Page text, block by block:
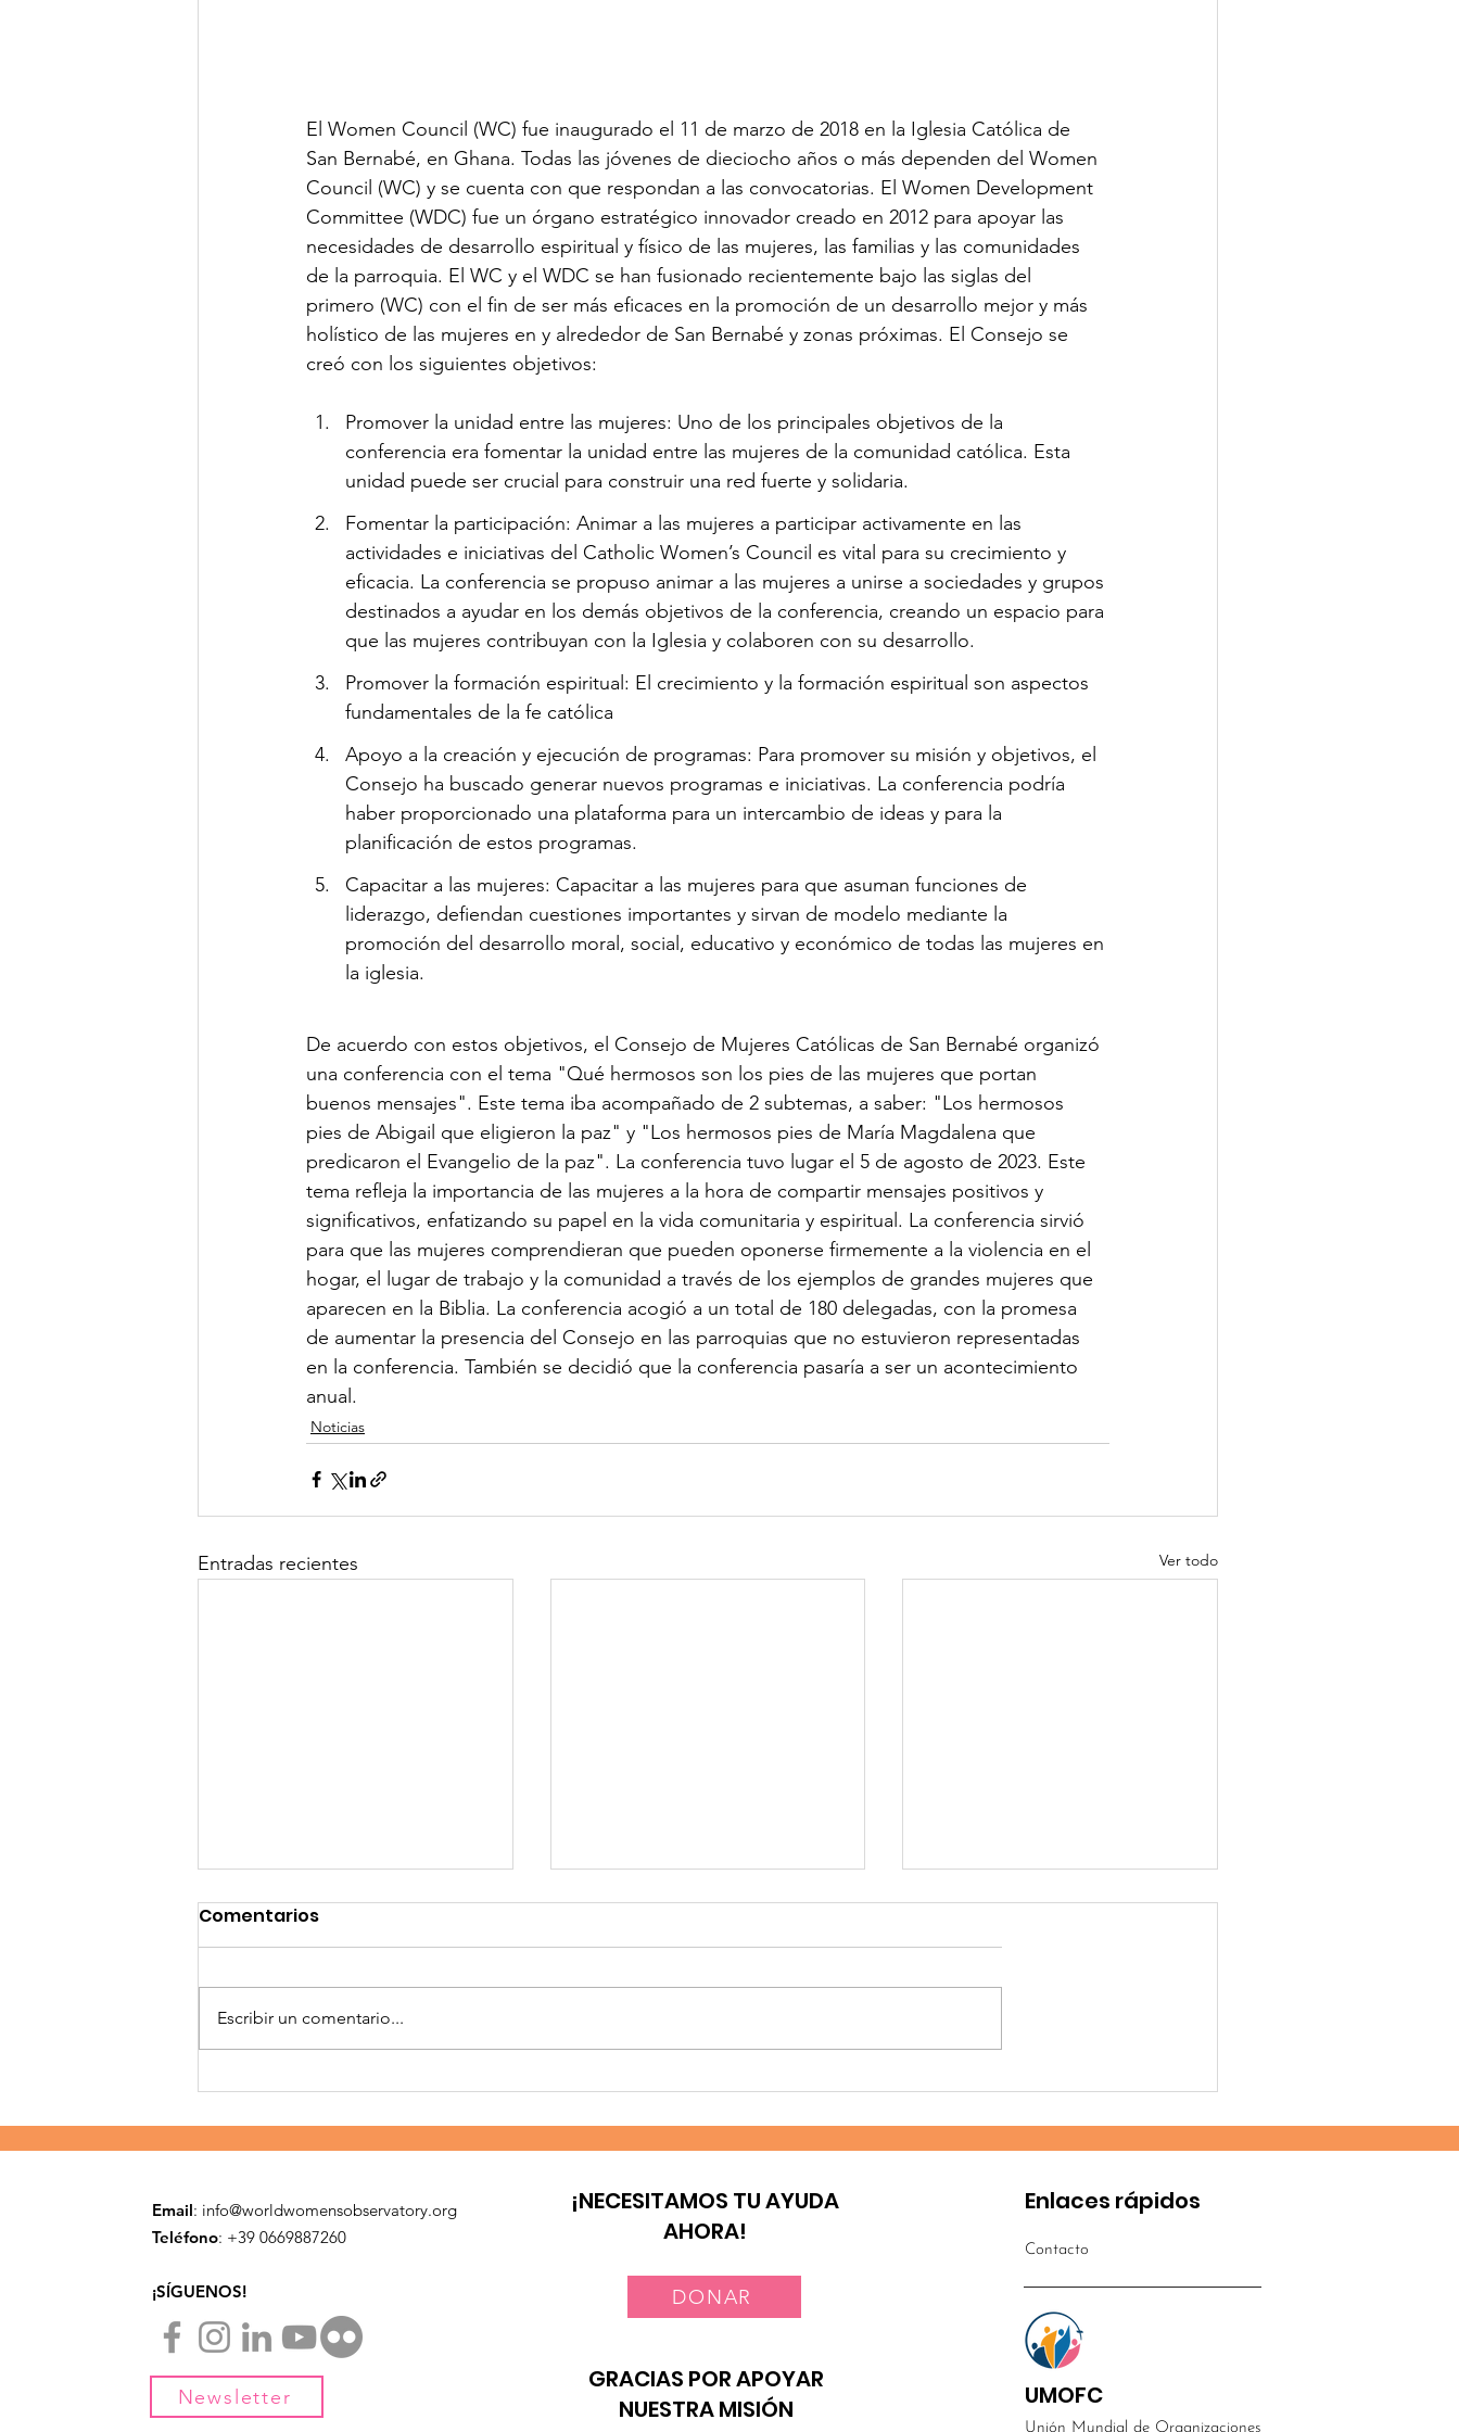
El Women Council (WC) fue inaugurado el 11 de marzo de 2018 en la Iglesia Católica de
San Bernabé, en Ghana. Todas las jóvenes de dieciocho años o más dependen del Women
Council (WC) y se cuenta con que respondan a las convocatorias. El Women Development
Committee (WDC) fue un órgano estratégico innovador creado en 2012 para apoyar las
necesidades de desarrollo espiritual y físico de las mujeres, las familias y las comunidades
de la parroquia. El WC y el WDC se han fusionado recientemente bajo las siglas del
primero (WC) con el fin de ser más eficaces en la promoción de un desarrollo mejor y más
holístico de las mujeres en y alrededor de San Bernabé y zonas próximas. El Consejo se
creó con los siguientes objetivos:
Promover la unidad entre las mujeres: Uno de los principales objetivos de la
conferencia era fomentar la unidad entre las mujeres de la comunidad católica. Esta
unidad puede ser crucial para construir una red fuerte y solidaria.
Fomentar la participación: Animar a las mujeres a participar activamente en las
actividades e iniciativas del Catholic Women’s Council es vital para su crecimiento y
eficacia. La conferencia se propuso animar a las mujeres a unirse a sociedades y grupos
destinados a ayudar en los demás objetivos de la conferencia, creando un espacio para
que las mujeres contribuyan con la Iglesia y colaboren con su desarrollo.
Promover la formación espiritual: El crecimiento y la formación espiritual son aspectos
fundamentales de la fe católica
Apoyo a la creación y ejecución de programas: Para promover su misión y objetivos, el
Consejo ha buscado generar nuevos programas e iniciativas. La conferencia podría
haber proporcionado una plataforma para un intercambio de ideas y para la
planificación de estos programas.
Capacitar a las mujeres: Capacitar a las mujeres para que asuman funciones de
liderazgo, defiendan cuestiones importantes y sirvan de modelo mediante la
promoción del desarrollo moral, social, educativo y económico de todas las mujeres en
la iglesia.
De acuerdo con estos objetivos, el Consejo de Mujeres Católicas de San Bernabé organizó
una conferencia con el tema "Qué hermosos son los pies de las mujeres que portan
buenos mensajes". Este tema iba acompañado de 2 subtemas, a saber: "Los hermosos
pies de Abigail que eligieron la paz" y "Los hermosos pies de María Magdalena que
predicaron el Evangelio de la paz". La conferencia tuvo lugar el 5 de agosto de 2023. Este
tema refleja la importancia de las mujeres a la hora de compartir mensajes positivos y
significativos, enfatizando su papel en la vida comunitaria y espiritual. La conferencia sirvió
para que las mujeres comprendieran que pueden oponerse firmemente a la violencia en el
hogar, el lugar de trabajo y la comunidad a través de los ejemplos de grandes mujeres que
aparecen en la Biblia. La conferencia acogió a un total de 180 delegadas, con la promesa
de aumentar la presencia del Consejo en las parroquias que no estuvieron representadas
en la conferencia. También se decidió que la conferencia pasaría a ser un acontecimiento
anual.
Noticias
Entradas recientes Ver todo
Laicos y consagrados:
misión
Nuevo proyecto en
Comentarios
Escribir un comentario...
Email: info@worldwomensobservatory.org
Teléfono: ​+39 0669887260
¡SÍGUENOS!
Newsletter
¡NECESITAMOS TU AYUDA
AHORA!
DONAR
GRACIAS POR APOYAR
NUESTRA MISIÓN
Enlaces rápidos
Contacto
UMOFC
Unión Mundial de Organizaciones